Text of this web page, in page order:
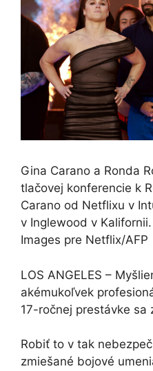
Gina Carano a Ronda
tlačovej konferencie k
Carano od Netflixu v
v Inglewood v
Images pre Netflix/AFP
LOS ANGELES –
akémukoľvek
17-ročnej prestávke sa
Robiť to v tak
zmiešané bojové